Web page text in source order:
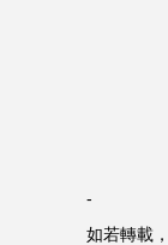
-
如若轉載